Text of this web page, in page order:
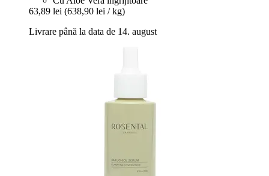
63,89 lei (638,90 lei / kg)
Livrare până la data de 14. august